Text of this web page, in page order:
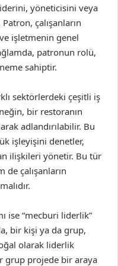
yöneticisini veya
çalışanların
işletmenin genel
patronun rolü,
sahiptir.
sektörlerdeki çeşitli iş
bir restoranın
adlandırılabilir. Bu
işleyişini denetler,
ilişkileri yönetir. Bu tür
çalışanların
ise “mecburi liderlik”
bir kişi ya da grup,
olarak liderlik
grup projede bir araya